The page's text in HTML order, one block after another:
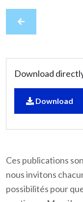
Download
Download
Ces publications
nous invitons
possibilités pour